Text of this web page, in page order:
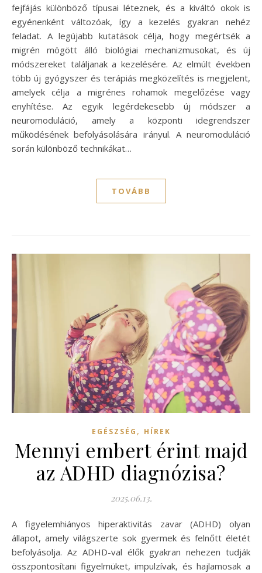
fejfájás különböző típusai léteznek, és a kiváltó okok is
egyénenként változóak, így a kezelés gyakran nehéz
feladat. A legújabb kutatások célja, hogy megértsék a
migrén mögött álló biológiai mechanizmusokat, és új
módszereket találjanak a kezelésére. Az elmúlt években
több új gyógyszer és terápiás megközelítés is megjelent,
amelyek célja a migrénes rohamok megelőzése vagy
enyhítése. Az egyik legérdekesebb új módszer a
neuromoduláció, amely a központi idegrendszer
működésének befolyásolására irányul. A neuromoduláció
során különböző technikákat…
TOVÁBB
EGÉSZSÉG , HÍREK
Mennyi embert érint majd
az ADHD diagnózisa?
2025.06.13.
A figyelemhiányos hiperaktivitás zavar (ADHD) olyan
állapot, amely világszerte sok gyermek és felnőtt életét
befolyásolja. Az ADHD-val élők gyakran nehezen tudják
összpontosítani figyelmüket, impulzívak, és hajlamosak a